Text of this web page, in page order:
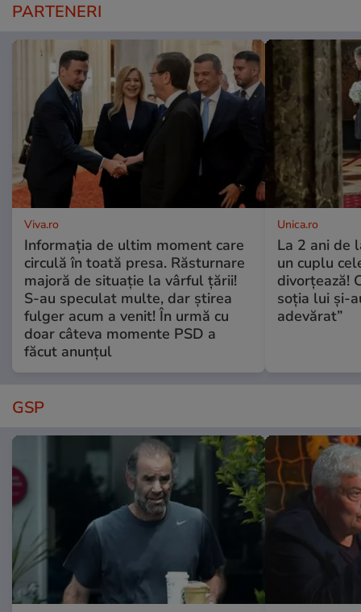
PARTENERI
Viva.ro
Informația de ultim moment care
circulă în toată presa. Răsturnare
majoră de situație la vârful țării!
S-au speculat multe, dar știrea
fulger acum a venit! În urmă cu
doar câteva momente PSD a
făcut anunțul
Unica.ro
La 2 ani de
un cuplu
divorțează!
soția lui și-
adevărat”
GSP